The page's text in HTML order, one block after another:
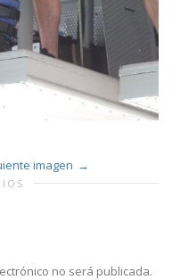
imagen
no será publicada.